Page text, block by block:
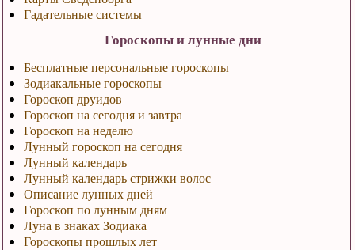
Гадательные системы
Гороскопы и лунные дни
Бесплатные персональные гороскопы
Зодиакальные гороскопы
Гороскоп друидов
Гороскоп на сегодня и завтра
Гороскоп на неделю
Лунный гороскоп на сегодня
Лунный календарь
Лунный календарь стрижки волос
Описание лунных дней
Гороскоп по лунным дням
Луна в знаках Зодиака
Гороскопы прошлых лет